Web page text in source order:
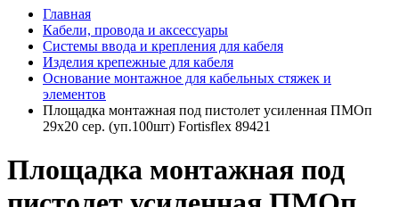
Главная
Кабели, провода и аксессуары
Системы ввода и крепления для кабеля
Изделия крепежные для кабеля
Основание монтажное для кабельных стяжек и
элементов
Площадка монтажная под пистолет усиленная ПМОп
29х20 сер. (уп.100шт) Fortisflex 89421
Площадка монтажная под